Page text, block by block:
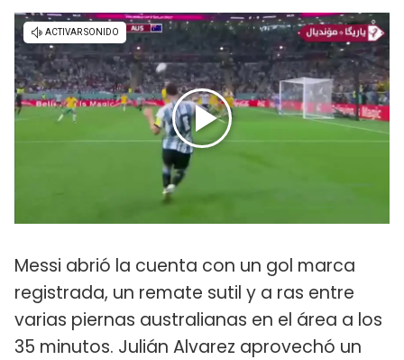
Messi abrió la cuenta con un gol marca
registrada, un remate sutil y a ras entre
varias piernas australianas en el área a los
35 minutos. Julián Alvarez aprovechó un